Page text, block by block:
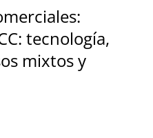
tecnología,
mixtos y